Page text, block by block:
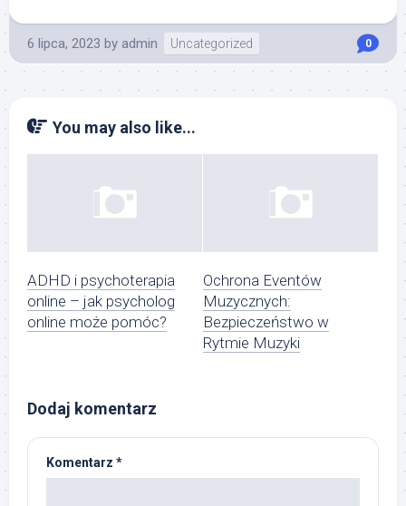
6 lipca, 2023 by admin Uncategorized 0
You may also like...
ADHD i psychoterapia
online – jak psycholog
online może pomóc?
Ochrona Eventów
Muzycznych:
Bezpieczeństwo w
Rytmie Muzyki
Dodaj komentarz
Komentarz *